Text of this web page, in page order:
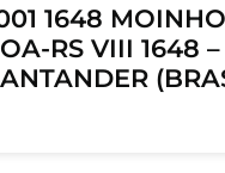
1648
RS VIII 1648 –